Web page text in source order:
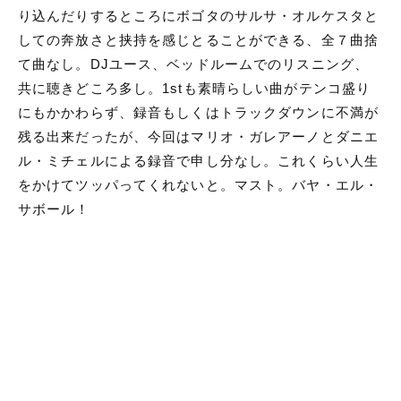
り込んだりするところにボゴタのサルサ・オルケスタと
しての奔放さと挟持を感じとることができる、全７曲捨
て曲なし。DJユース、ベッドルームでのリスニング、
共に聴きどころ多し。1stも素晴らしい曲がテンコ盛り
にもかかわらず、録音もしくはトラックダウンに不満が
残る出来だったが、今回はマリオ・ガレアーノとダニエ
ル・ミチェルによる録音で申し分なし。これくらい人生
をかけてツッパってくれないと。マスト。バヤ・エル・
サボール！